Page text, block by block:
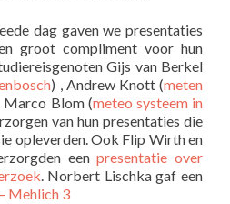
dag gaven we presentaties
groot compliment voor hun
Gijs van Berkel
) , Andrew Knott (meten
Marco Blom (meteo systeem in
van hun presentaties die
opleverden. Ook Flip Wirth en
eenpresentatie over
. Norbert Lischka gaf een
Mehlich 3